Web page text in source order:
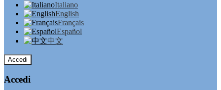
Italiano
English
Français
Español
中文
Accedi
Accedi